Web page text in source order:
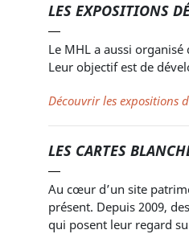
LES EXPOSITIONS
Le MHL a aussi
Leur objectif est de
Découvrir les expositions
LES CARTES
Au cœur d’un site
présent. Depuis 2009,
qui posent leur regard